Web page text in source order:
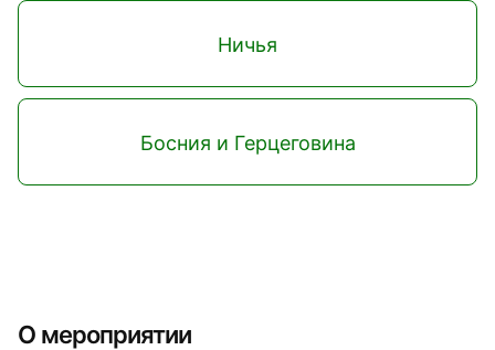
Ничья
Босния и Герцеговина
О мероприятии